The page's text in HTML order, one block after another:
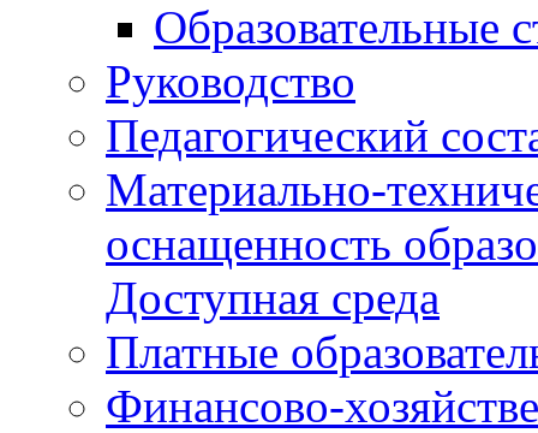
Образовательные
Руководство
Педагогический
Материально-
оснащенность
Доступная среда
Платные
Финансово-